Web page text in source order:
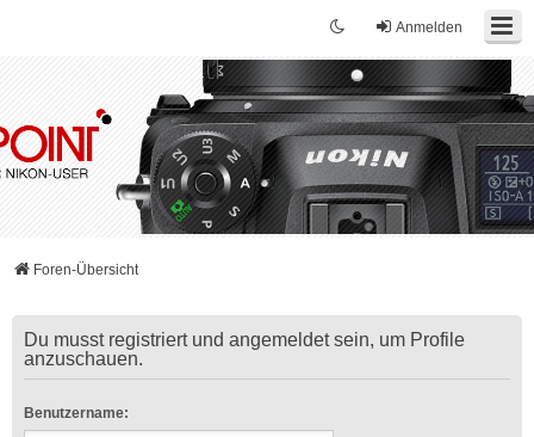
Anmelden
Foren-Übersicht
Du musst registriert und angemeldet sein, um Profile
anzuschauen.
Benutzername: